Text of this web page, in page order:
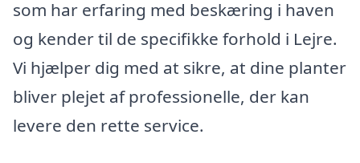
som har erfaring med beskæring i haven
og kender til de specifikke forhold i Lejre.
Vi hjælper dig med at sikre, at dine planter
bliver plejet af professionelle, der kan
levere den rette service.